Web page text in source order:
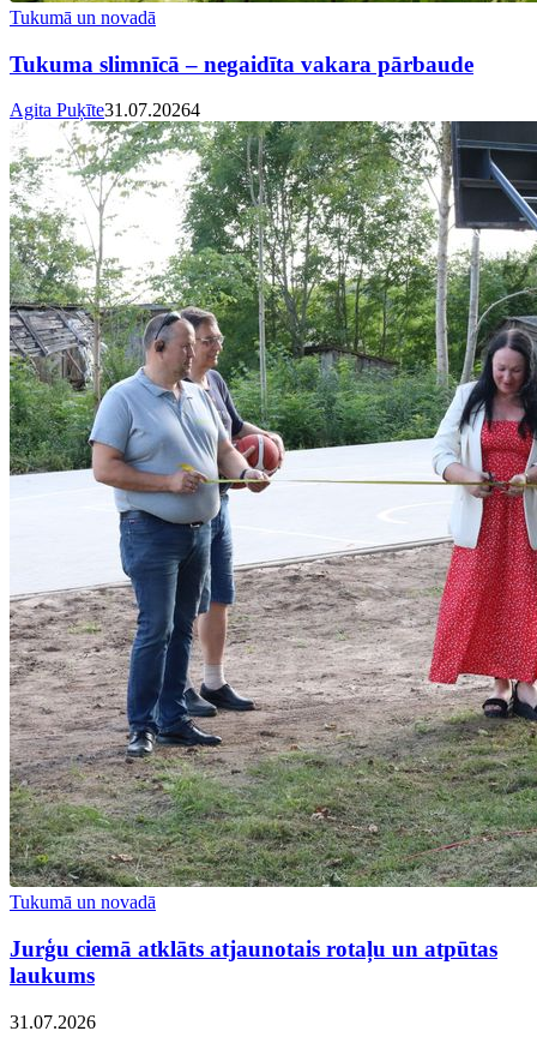
Tukumā un novadā
Tukuma slimnīcā – negaidīta vakara pārbaude
Agita Puķīte31.07.20264
Tukumā un novadā
Jurģu ciemā atklāts atjaunotais rotaļu un atpūtas
laukums
31.07.2026